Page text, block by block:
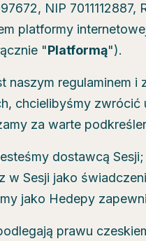
NIP
platformy
"Platformą").
regulaminem i
chcielibyśmy
za warte
dostawcą
w Sesji jako
jako Hedepy
prawu